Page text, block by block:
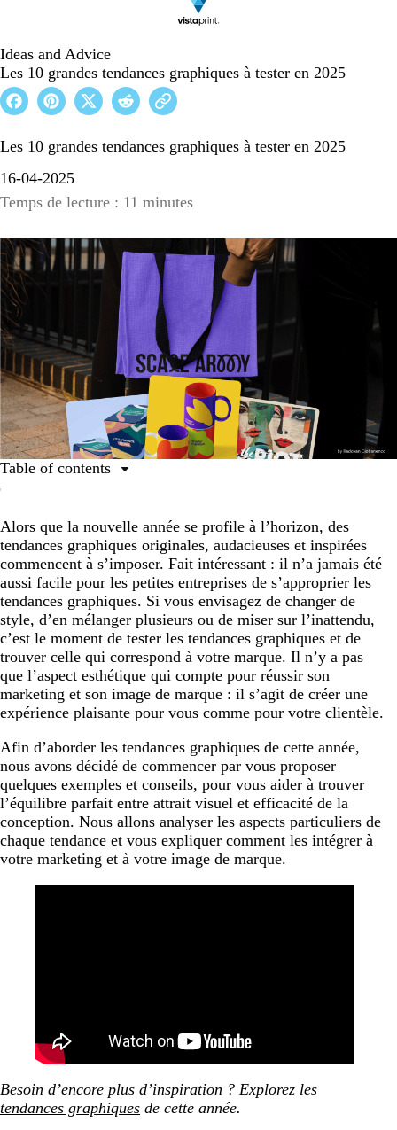
Ideas and Advice
Les 10 grandes tendances graphiques à tester en 2025
Les 10 grandes tendances graphiques à tester en 2025
16-04-2025
Temps de lecture : 11 minutes
Alors que la nouvelle année se profile à l’horizon, des
tendances graphiques originales, audacieuses et inspirées
commencent à s’imposer. Fait intéressant : il n’a jamais été
aussi facile pour les petites entreprises de s’approprier les
tendances graphiques. Si vous envisagez de changer de
style, d’en mélanger plusieurs ou de miser sur l’inattendu,
c’est le moment de tester les tendances graphiques et de
trouver celle qui correspond à votre marque. Il n’y a pas
que l’aspect esthétique qui compte pour réussir son
marketing et son image de marque : il s’agit de créer une
expérience plaisante pour vous comme pour votre clientèle.
Afin d’aborder les tendances graphiques de cette année,
nous avons décidé de commencer par vous proposer
quelques exemples et conseils, pour vous aider à trouver
l’équilibre parfait entre attrait visuel et efficacité de la
conception. Nous allons analyser les aspects particuliers de
chaque tendance et vous expliquer comment les intégrer à
votre marketing et à votre image de marque.
Besoin d’encore plus d’inspiration ? Explorez les
tendances graphiques de cette année.
Table of contents
Dépareillé et lumineux
Scrapbook structuré
Réseaux nostalgiques
4. Gravures et empreintes
Textures enfantines
Nouveau contemporain
Retour à la nature
Fonctionnel et serein
L’évolution de l’IA